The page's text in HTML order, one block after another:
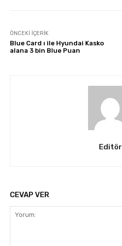
ÖNCEKI İÇERIK
Blue Card ı ile Hyundai Kasko
alana 3 bin Blue Puan
Editör
CEVAP VER